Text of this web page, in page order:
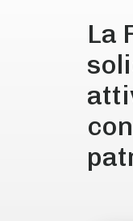
La